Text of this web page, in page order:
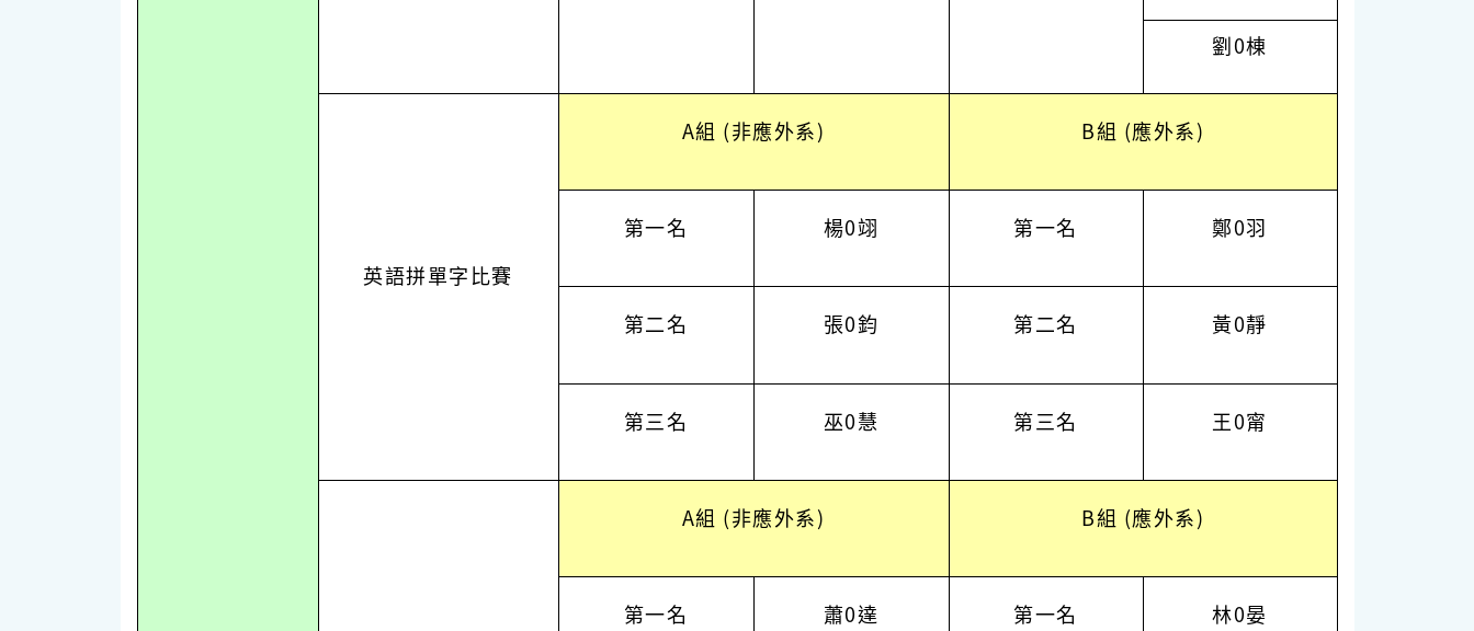
劉0棟
英語拼單字比賽
A組 (非應外系) B組 (應外系)
第一名 楊0翊 第一名 鄭0羽
第二名 張0鈞 第二名 黃0靜
第三名 巫0慧 第三名 王0甯
A組 (非應外系) B組 (應外系)
第一名 蕭0達 第一名 林0晏